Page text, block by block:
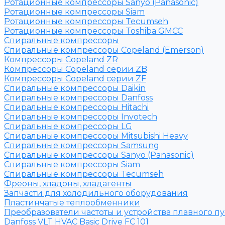
Ротационные компрессоры Sanyo (Panasonic)
Ротационные компрессоры Siam
Ротационные компрессоры Tecumseh
Ротационные компрессоры Toshiba GMCC
Спиральные компрессоры
Спиральные компрессоры Copeland (Emerson)
Компрессоры Copeland ZR
Компрессоры Copeland серии ZB
Компрессоры Copeland серии ZF
Спиральные компрессоры Daikin
Спиральные компрессоры Danfoss
Спиральные компрессоры Hitachi
Спиральные компрессоры Invotech
Спиральные компрессоры LG
Спиральные компрессоры Mitsubishi Heavy
Спиральные компрессоры Samsung
Спиральные компрессоры Sanyo (Panasonic)
Спиральные компрессоры Siam
Спиральные компрессоры Tecumseh
Фреоны, хладоны, хладагенты
Запчасти для холодильного оборудования
Пластинчатые теплообменники
Преобразователи частоты и устройства плавного
Danfoss VLT HVAC Basic Drive FC 101